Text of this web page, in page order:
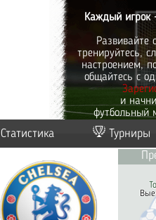
Каждый игрок
Развивайте
тренируйтесь,
настроением,
общайтесь с
и
футбольный
Статистика Турниры